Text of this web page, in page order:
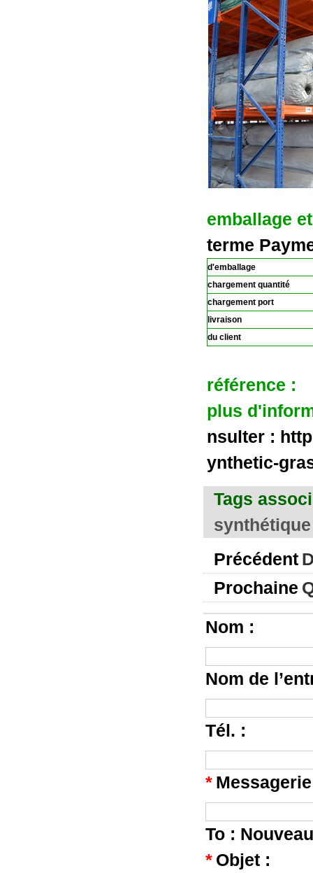
emballage
terme
d'emballage
chargement quantité
chargement port
livraison
du client
référence :
plus
nsulter :
ynthetic-
Tags
Précédent
Prochaine
Nom :
Nom de
Tél. :
*
To :
* Objet :